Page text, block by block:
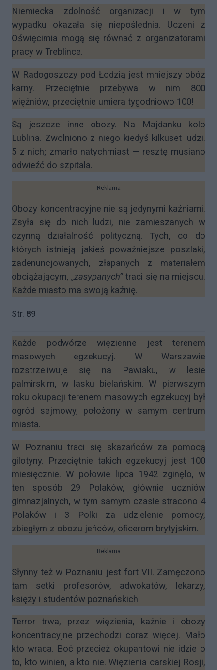
Niemiecka zdolność organizacji i w tym
wypadku okazała się niepoślednia. Uczeni z
Oświęcimia mogą się równać z organizatorami
pracy w Treblince.
W Radogoszczy pod Łodzią jest mniejszy obóz
karny. Przeciętnie przebywa w nim 800
więźniów, przeciętnie umiera tygodniowo 100!
Są jeszcze inne obozy. Na Majdanku kolo
Lublina. Zwolniono z niego kiedyś kilkuset ludzi.
5 z nich; zmarło natychmiast — resztę musiano
odwieźć do szpitala.
Reklama
Obozy koncentracyjne nie są jedynymi kaźniami.
Zsyła się do nich ludzi, nie zamieszanych w
czynną działalność polityczną. Tych, co do
których istnieją jakieś poważniejsze poszlaki,
zadenuncjowanych, złapanych z materiałem
obciążającym,„zasypanych” traci się na miejscu.
Każde miasto ma swoją kaźnię.
Str. 89
Każde podwórze więzienne jest terenem
masowych egzekucyj. W Warszawie
rozstrzeliwuje się na Pawiaku, w lesie
palmirskim, w lasku bielańskim. W pierwszym
roku okupacji terenem masowych egzekucyj był
ogród sejmowy, położony w samym centrum
miasta.
W Poznaniu traci się skazańców za pomocą
gilotyny. Przeciętnie takich egzekucyj jest 100
miesięcznie. W połowie lipca 1942 zginęło, w
ten sposób 29 Polaków, głównie uczniów
gimnazjalnych, w tym samym czasie stracono 4
Polaków i 3 Polki za udzielenie pomocy,
zbiegłym z obozu jeńców, oficerom brytyjskim.
Reklama
Słynny też w Poznaniu jest fort VII. Zamęczono
tam setki profesorów, adwokatów, lekarzy,
księży i studentów poznańskich.
Terror trwa, przez więzienia, kaźnie i obozy
koncentracyjne przechodzi coraz więcej. Mało
kto wraca. Boć przecież okupantowi nie idzie o
to, kto winien, a kto nie. Więzienia carskiej Rosji,